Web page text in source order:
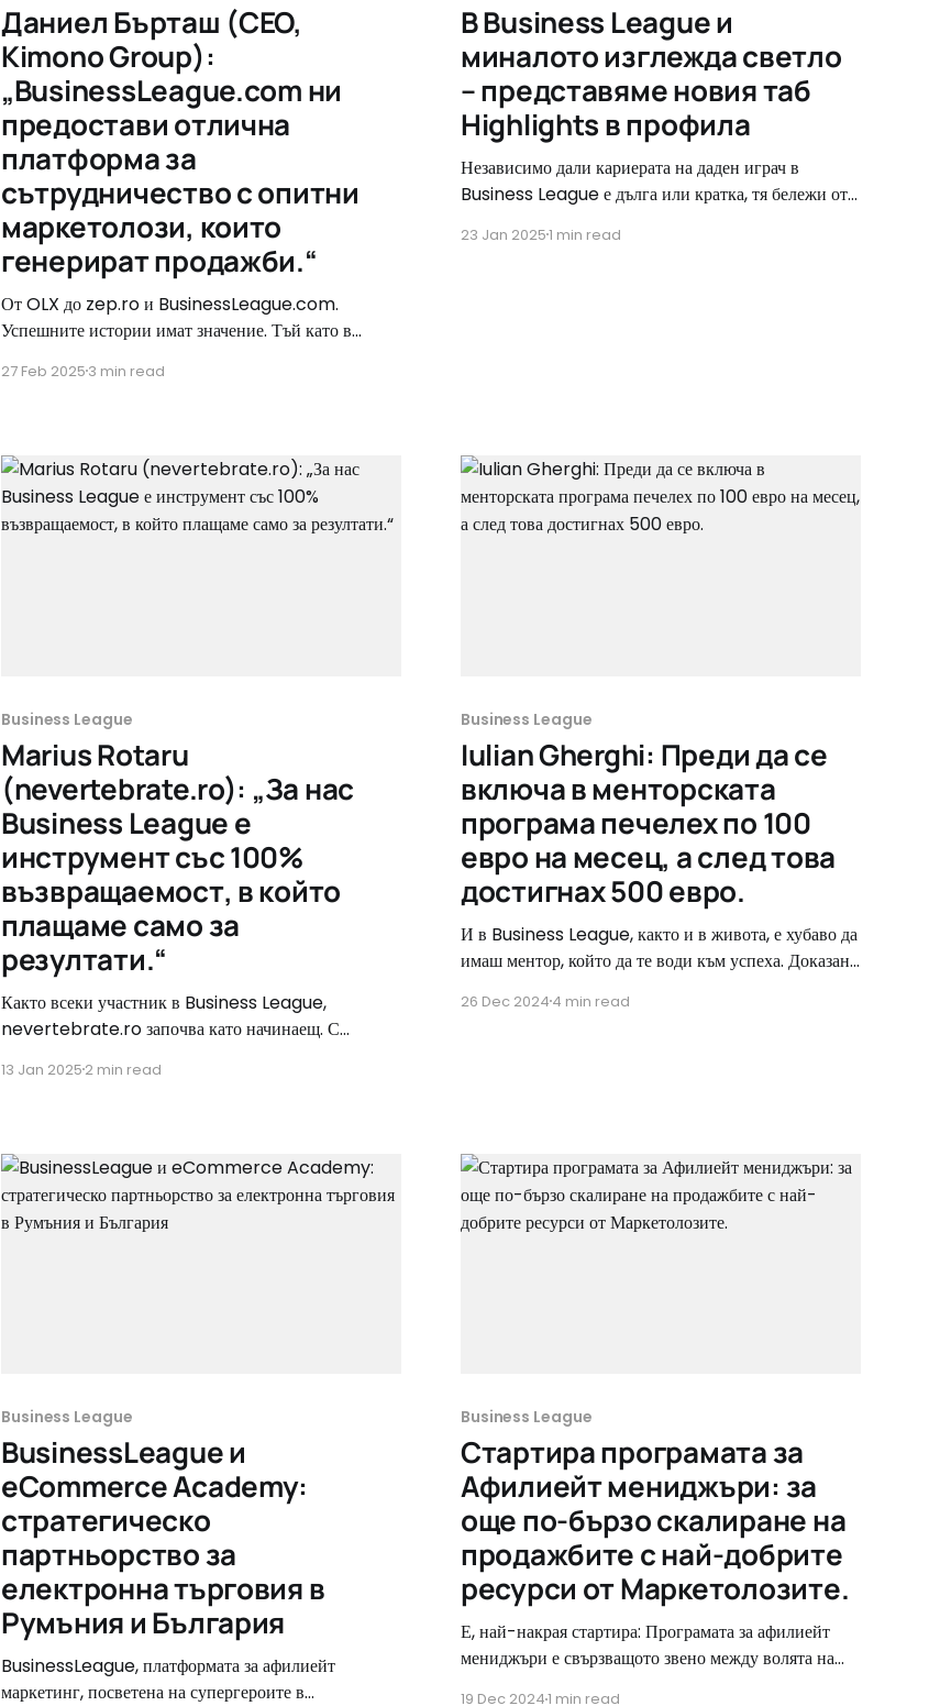
Даниел Бърташ (CEO,
Kimono Group):
„BusinessLeague.com ни
предостави отлична
платформа за
сътрудничество с опитни
маркетолози, които
генерират продажби.“
От OLX до zep.ro и BusinessLeague.com.
Успешните истории имат значение. Тъй като в
поканихме Даниел Бърташ (съосновател и CEO на
първия си състезателен кръг
27 Feb 20253 min read
В Business League и
миналото изглежда светло
– представяме новия таб
Highlights в профила
Независимо дали кариерата на даден играч в
Business League е дълга или кратка, тя бележи от
състезанието, повишения, брой продажби, спечелени
23 Jan 20251 min read
Business League
Marius Rotaru
(nevertebrate.ro): „За нас
Business League е
инструмент със 100%
възвращаемост, в който
плащаме само за
резултати.“
Както всеки участник в Business League,
nevertebrate.ro започва като начинаещ. С
Rotaru, основател и управляващ партньор, споделя
nevertebrate.ro се превръща в опитен и умел
играч, след като печели
13 Jan 20252 min read
Business League
Iulian Gherghi: Преди да се
включа в менторската
програма печелех по 100
евро на месец, а след това
достигнах 500 евро.
И в Business League, както и в живота, е хубаво да
имаш ментор, който да те води към успеха. Доказан
постигнал резултати. А цената, която се заплаща за
26 Dec 20244 min read
Business League
BusinessLeague и
eCommerce Academy:
стратегическо
партньорство за
електронна търговия в
Румъния и България
BusinessLeague, платформата за афилиейт
маркетинг, посветена на супергероите в
Business League
Стартира програмата за
Афилиейт мениджъри: за
още по-бързо скалиране на
продажбите с най-добрите
ресурси от Маркетолозите.
Е, най-накрая стартира: Програмата за афилиейт
мениджъри е свързващото звено между волята на
19 Dec 20241 min read